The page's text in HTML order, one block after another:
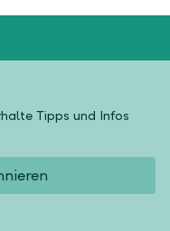
Tipps und Infos